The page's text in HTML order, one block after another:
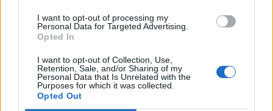
I want to opt-out of processing my
Personal Data for Targeted Advertising.
Opted In
I want to opt-out of Collection, Use,
Retention, Sale, and/or Sharing of my
Personal Data that Is Unrelated with the
Purposes for which it was collected.
Opted Out
Nowy nabytek Venatores wcześniej reprezentował
między innymi Sferis PRIDE czy ATB Gaming.
Skład Venatores:
Sebastian "dark" Babiński
Adam "